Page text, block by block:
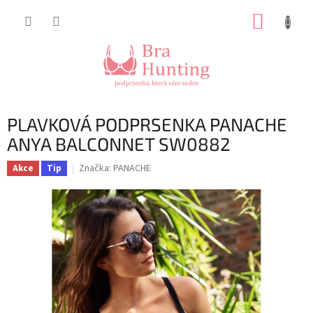
PLAVKOVÁ PODPRSENKA PANACHE
ANYA BALCONNET SW0882
Akce Tip Značka: PANACHE